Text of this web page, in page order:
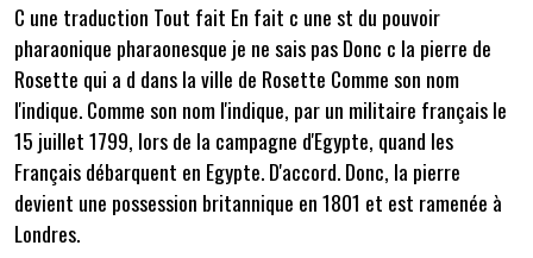
C une traduction Tout fait En fait c une st du pouvoir
pharaonique pharaonesque je ne sais pas Donc c la pierre de
Rosette qui a d dans la ville de Rosette Comme son nom
l'indique. Comme son nom l'indique, par un militaire français le
15 juillet 1799, lors de la campagne d'Egypte, quand les
Français débarquent en Egypte. D'accord. Donc, la pierre
devient une possession britannique en 1801 et est ramenée à
Londres.